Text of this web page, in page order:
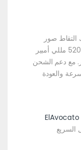
تتيح لك التقاط صور
واضحة، بينما توفر البطارية الكبيرة بسعة 5200 مللي أمبير
مع دعم الشحن
بسرعة والعودة
ElAvocato
السريع